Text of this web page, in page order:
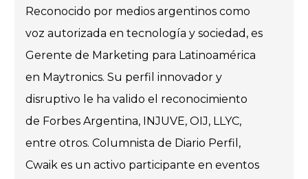
Reconocido por medios argentinos como
voz autorizada en tecnología y sociedad, es
Gerente de Marketing para Latinoamérica
en Maytronics. Su perfil innovador y
disruptivo le ha valido el reconocimiento
de Forbes Argentina, INJUVE, OIJ, LLYC,
entre otros. Columnista de Diario Perfil,
Cwaik es un activo participante en eventos